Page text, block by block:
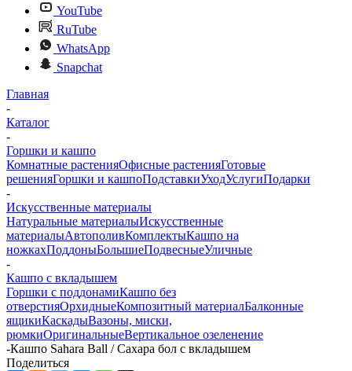
YouTube
RuTube
WhatsApp
Snapchat
Главная
-
Каталог
-
Горшки и кашпо
Комнатные растенияОфисные растенияГотовые
решенияГоршки и кашпоПодставкиУходУслугиПодарки
-
Искусственные материалы
Натуральные материалыИскусственные
материалыАвтополивКомплектыКашпо на
ножкахПоддоныБольшиеПодвесныеУличные
-
Кашпо с вкладышем
Горшки с поддонамиКашпо без
отверстияОрхидныеКомпозитный материалБалконные
ящикиКаскадыВазоны, миски,
рюмкиОригинальныеВертикальное озеленение
-Кашпо Sahara Ball / Сахара бол с вкладышем
Поделиться